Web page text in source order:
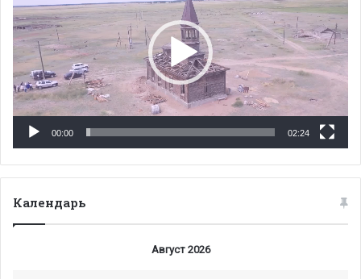
00:00 02:24
Календарь
Август 2026